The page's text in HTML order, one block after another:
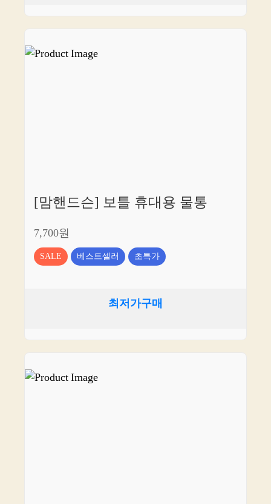
[맘핸드슨] 보틀 휴대용 물통
7,700원
SALE 베스트셀러 초특가
최저가구매